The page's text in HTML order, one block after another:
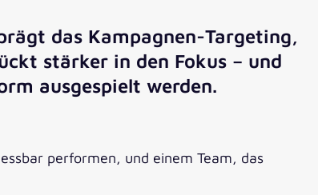
das Kampagnen-Targeting,
stärker in den Fokus – und
ausgespielt werden.
performen, und einem Team, das